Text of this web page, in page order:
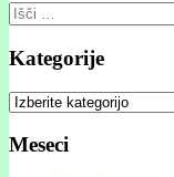
Išči:
Kategorije
Kategorije
Meseci